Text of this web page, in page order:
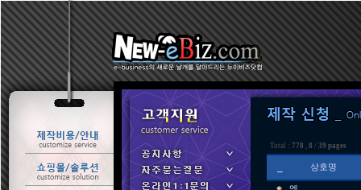
Total : 778 , 8 / 39 pages
상호명